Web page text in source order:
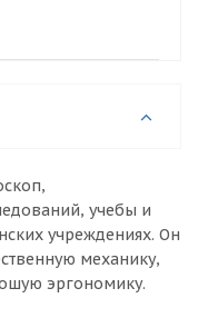
учебы и
учреждениях. Он
механику,
эргономику.